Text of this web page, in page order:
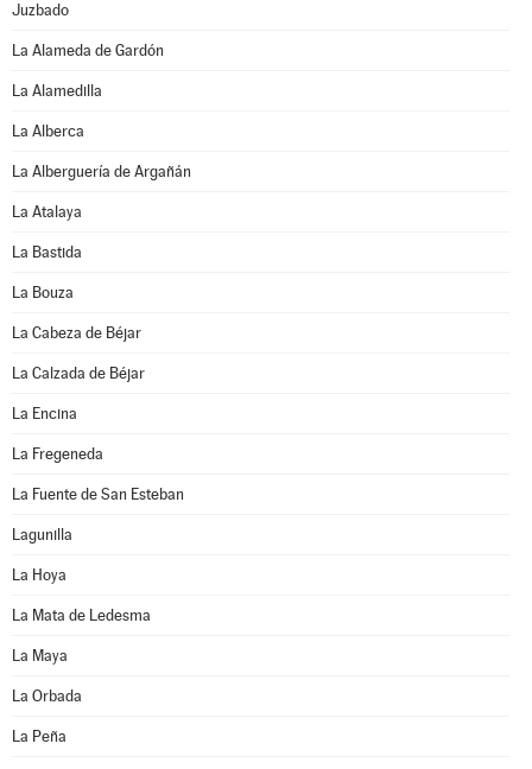
Juzbado
La Alameda de Gardón
La Alamedilla
La Alberca
La Alberguería de Argañán
La Atalaya
La Bastida
La Bouza
La Cabeza de Béjar
La Calzada de Béjar
La Encina
La Fregeneda
La Fuente de San Esteban
Lagunilla
La Hoya
La Mata de Ledesma
La Maya
La Orbada
La Peña